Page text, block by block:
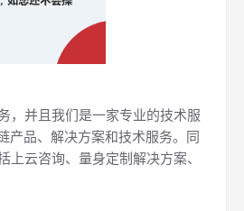
，并且我们是一家专业的技术服
产品、解决方案和技术服务。同
云咨询、量身定制解决方案、